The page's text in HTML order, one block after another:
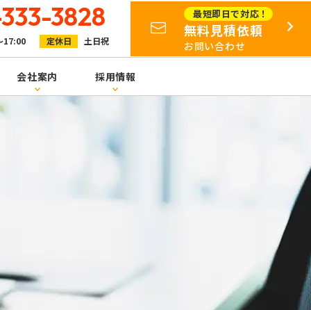
3828
17:00 定休日 土日祝
最短即日で対応！
無料見積依頼
お問い合わせ
会社案内 採用情報